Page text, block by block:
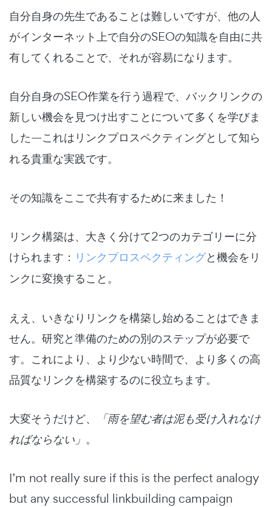
自分自身の先生であることは難しいですが、他の人
がインターネット上で自分のSEOの知識を自由に共
有してくれることで、それが容易になります。
自分自身のSEO作業を行う過程で、バックリンクの
新しい機会を見つけ出すことについて多くを学びま
した—これはリンクプロスペクティングとして知ら
れる貴重な実践です。
その知識をここで共有するために来ました！
リンク構築は、大きく分けて2つのカテゴリーに分
けられます： リンクプロスペクティングと機会をリ
ンクに変換すること。
ええ、いきなりリンクを構築し始めることはできま
せん。研究と準備のための別のステップが必要で
す。これにより、より少ない時間で、より多くの高
品質なリンクを構築するのに役立ちます。
大変そうだけど、
「雨を望む者は泥も受け入れなけ
ればならない」 。
I’m not really sure if this is the perfect analogy
but any successful linkbuilding campaign